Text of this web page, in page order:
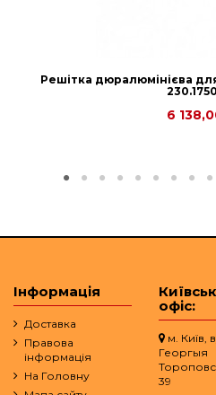
Решітка дюралюмінієва
6
Інформація
Доставка
Правова
інформація
На Головну
офіс:
м. Київ,
Георгыя
39